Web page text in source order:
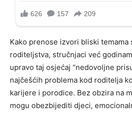
Kako prenose izvori bliski temama
roditeljstva, stručnjaci već
upravo taj osjećaj “nedovoljne
najčešćih problema kod roditelja
karijere i porodice. Bez obzira na
mogu obezbijediti djeci,